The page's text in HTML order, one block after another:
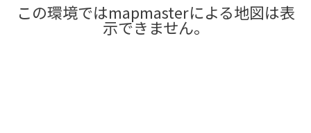
この環境ではmapmasterによる地図は表
示できません。